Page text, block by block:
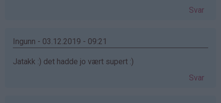
Svar
Ingunn - 03.12.2019 - 09:21
Jatakk :) det hadde jo vært supert :)
Svar